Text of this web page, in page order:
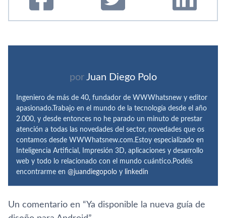
por Juan Diego Polo
Ingeniero de más de 40, fundador de WWWhatsnew y editor
apasionado.Trabajo en el mundo de la tecnología desde el año
2.000, y desde entonces no he parado un minuto de prestar
atención a todas las novedades del sector, novedades que os
contamos desde WWWhatsnew.com.Estoy especializado en
Inteligencia Artificial, Impresión 3D, aplicaciones y desarrollo
web y todo lo relacionado con el mundo cuántico.Podéis
encontrarme en @juandiegopolo y linkedin
Un comentario en “Ya disponible la nueva guí­a de